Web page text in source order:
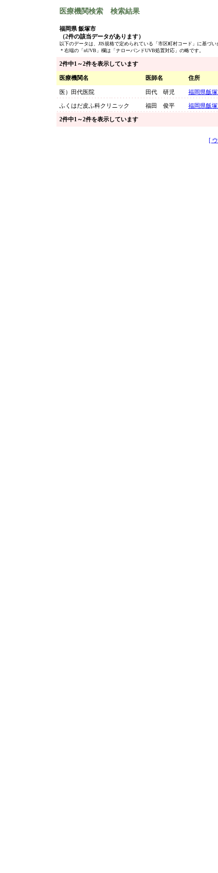
医療機関検索 検索結果
福岡県 飯塚市
（2件の該当データがあります）
以下のデータは、JIS規格で定められている「市区町村コード」に基づ
＊右端の「nUVB」欄は「ナローバンドUVB処置対応」の略です。
2件中1～2件を表示しています
医療機関名 医師名 住所
医）田代医院 田代 研児
福岡県飯
ふくはだ皮ふ科クリニック
福田 俊平
福岡県飯
2件中1～2件を表示しています
[